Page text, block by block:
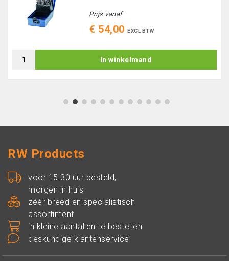
Prijs vanaf
€ 54,00 EXCL BTW
In winkelmand
1 2 3 4 5 6 7 8 9 10 11 12
RW Products
voor 15.30 uur besteld,
morgen in huis
zéér breed en specialistisch
assortiment
in kleine aantallen te bestellen
deskundige klantenservice